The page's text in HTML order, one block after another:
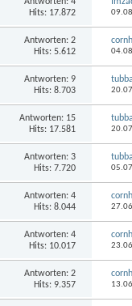
Hits: 17.872
Antworten: 2
Hits: 5.612
Antworten: 9
Hits: 8.703
Antworten: 15
Hits: 17.581
Antworten: 3
Hits: 7.720
Antworten: 4
Hits: 8.044
Antworten: 4
Hits: 10.017
Antworten: 2
Hits: 9.357